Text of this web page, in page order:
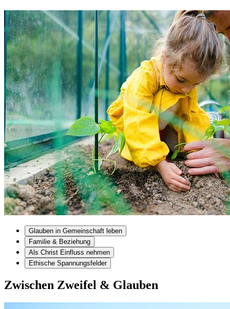
Glauben in Gemeinschaft leben
Familie & Beziehung
Als Christ Einfluss nehmen
Ethische Spannungsfelder
Zwischen Zweifel & Glauben